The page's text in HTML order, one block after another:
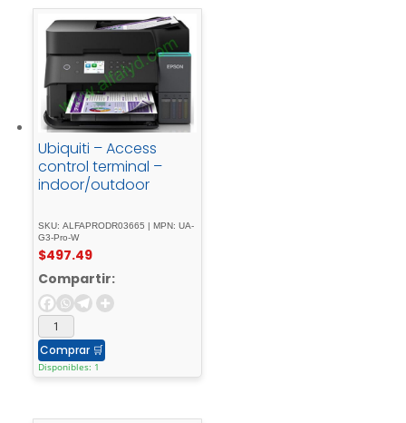
Ubiquiti – Access
control terminal –
indoor/outdoor
SKU: ALFAPRODR03665 | MPN: UA-
G3-Pro-W
$497.49
Compartir:
Comprar 🛒
Disponibles: 1